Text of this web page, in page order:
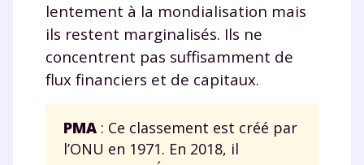
lentement à la mondialisation mais
ils restent marginalisés. Ils ne
concentrent pas suffisamment de
flux financiers et de capitaux.
PMA : Ce classement est créé par
l’ONU en 1971. En 2018, il